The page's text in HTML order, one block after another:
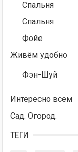
Спальня
Спальня
Фойе
Живём удобно
Фэн-Шуй
Интересно всем
Сад. Огород.
ТЕГИ